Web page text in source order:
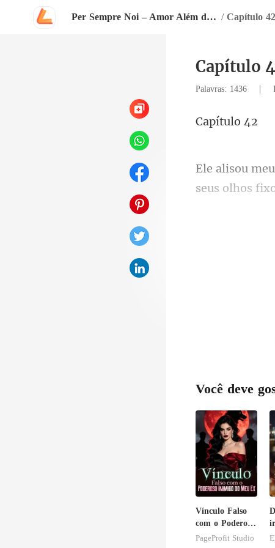
Per Sempre Noi – Amor Além do Contrato 🔥 Série: Bella Mia / Capítulo
Capítulo
Palavras: 1436 |
tulo
seus olho
Você deve
Vínculo Falso
com o Poderoso
Inimigo do Meu
PageProfit Studio